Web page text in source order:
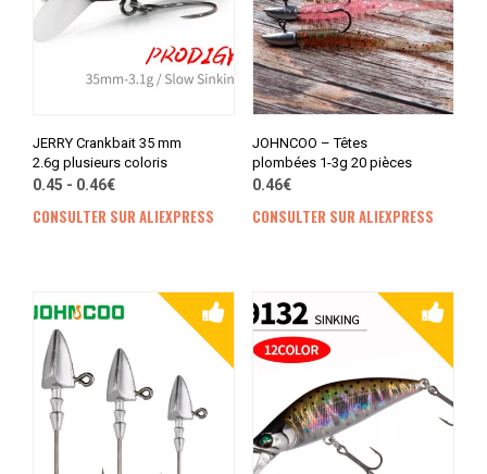
JERRY Crankbait 35 mm
2.6g plusieurs coloris
0.45 - 0.46€
CONSULTER SUR ALIEXPRESS
JOHNCOO – Têtes
plombées 1-3g 20 pièces
0.46€
CONSULTER SUR ALIEXPRESS